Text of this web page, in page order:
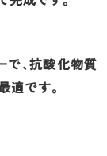
、抗酸化物質
適です。